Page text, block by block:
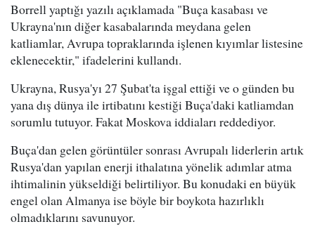
Borrell yaptığı yazılı açıklamada "Buça kasabası ve
Ukrayna'nın diğer kasabalarında meydana gelen
katliamlar, Avrupa topraklarında işlenen kıyımlar listesine
eklenecektir," ifadelerini kullandı.
Ukrayna, Rusya'yı 27 Şubat'ta işgal ettiği ve o günden bu
yana dış dünya ile irtibatını kestiği Buça'daki katliamdan
sorumlu tutuyor. Fakat Moskova iddiaları reddediyor.
Buça'dan gelen görüntüler sonrası Avrupalı liderlerin artık
Rusya'dan yapılan enerji ithalatına yönelik adımlar atma
ihtimalinin yükseldiği belirtiliyor. Bu konudaki en büyük
engel olan Almanya ise böyle bir boykota hazırlıklı
olmadıklarını savunuyor.